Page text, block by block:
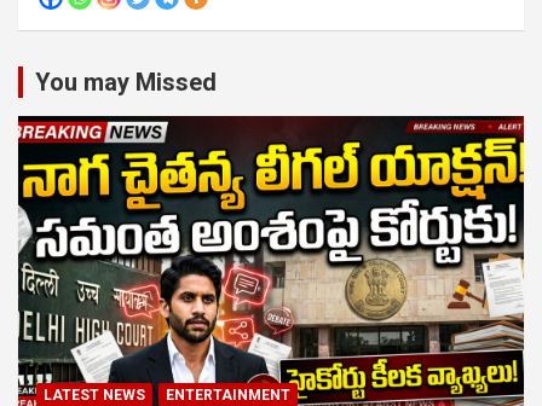
You may Missed
LATEST NEWS ENTERTAINMENT